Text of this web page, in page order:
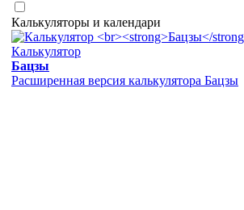
Калькуляторы и календари
Калькулятор
Бацзы
Расширенная версия калькулятора Бацзы